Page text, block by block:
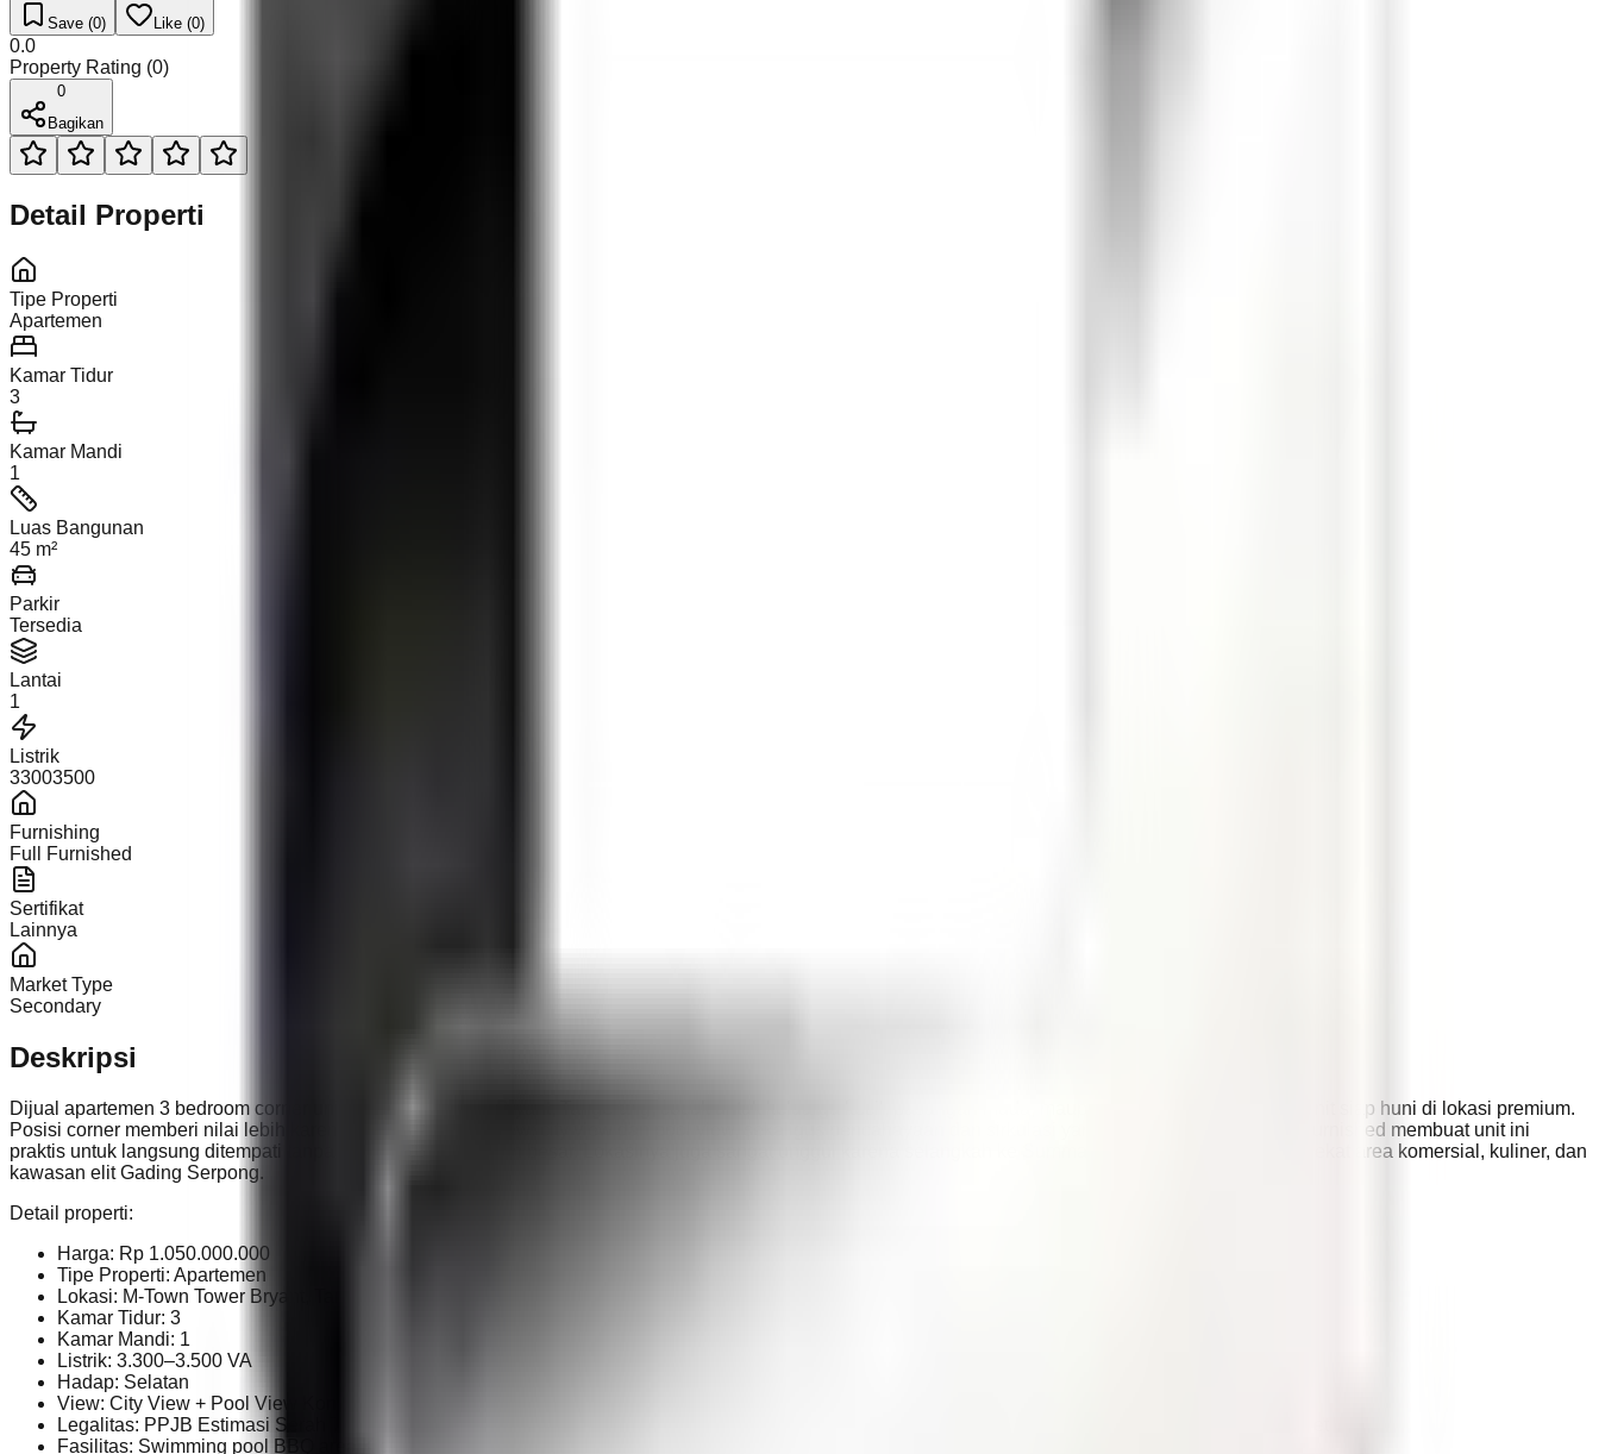
Save (0) Like (0)
0.0
Property Rating (0)
0
Bagikan
Detail Properti
Tipe Properti
Apartemen
Kamar Tidur
3
Kamar Mandi
1
Luas Bangunan
45 m²
Parkir
Tersedia
Lantai
1
Listrik
33003500
Furnishing
Full Furnished
Sertifikat
Lainnya
Market Type
Secondary
Deskripsi
Dijual apartemen 3 bedroom corner unit di M-Town Tower Bryant, Tangerang, cocok untuk keluarga kecil, pasangan muda, maupun investor yang mencari unit siap huni di lokasi premium.
Posisi corner memberi nilai lebih karena memiliki double view: city view dan pool view, sekaligus pencahayaan dan sirkulasi yang lebih baik. Kondisi fully furnished membuat unit ini
praktis untuk langsung ditempati tanpa perlu biaya tambahan besar. Lokasinya juga sangat unggul karena selangkah ke Summarecon Mall Serpong serta dekat area komersial, kuliner, dan
kawasan elit Gading Serpong.
Detail properti:
Harga: Rp 1.050.000.000
Tipe Properti: Apartemen
Lokasi: M-Town Tower Bryant, Tangerang Tipe Unit: 3 Bedroom Corner Luas Nett/Gross: 45 m² / 55 m²
Kamar Tidur: 3
Kamar Mandi: 1
Listrik: 3.300–3.500 VA
Hadap: Selatan
View: City View + Pool View Kondisi: Fully Furnished
Legalitas: PPJB Estimasi Serah Terima: Juni 2026 Furnitur termasuk: Kitchen set Bed set 4 AC TV Kulkas Water heater Wardrobe TV cabinet Safety net
Fasilitas: Swimming pool BBQ area Kids playground Jogging track Co-working space